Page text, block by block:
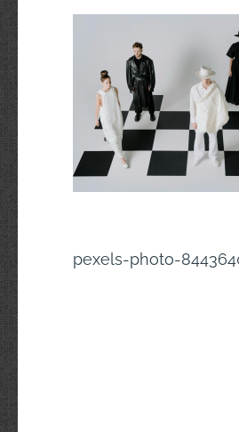
Navigation
pexels-photo-